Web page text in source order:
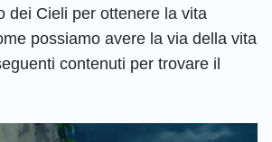
dei Cieli per ottenere la vita
possiamo avere la via della vita
contenuti per trovare il